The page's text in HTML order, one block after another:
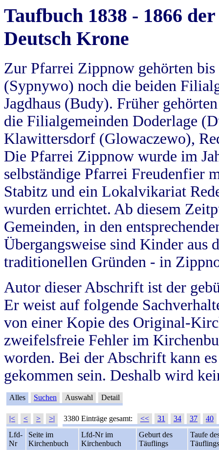
Taufbuch 1838 - 1866
Deutsch Krone
Zur Pfarrei Zippnow gehörten
(Sypnywo) noch die beiden
Jagdhaus (Budy). Früher
die Filialgemeinden Doderlage
Klawittersdorf (Glowaczewo),
Die Pfarrei Zippnow wurde im
selbständige Pfarrei Freudenfier
Stabitz und ein Lokalvikariat
wurden errichtet. Ab diesem
Gemeinden, in den
Übergangsweise sind Kinder aus
traditionellen Gründen - in
Autor dieser Abschrift ist der
Er weist auf folgende
von einer Kopie des Original-
zweifelsfreie Fehler im
worden. Bei der Abschrift kann
gekommen sein. Deshalb wird
Alles Suchen Auswahl Detail
|< < > >| 3380 Einträge gesamt: << 31 34 37
40
Lfd-
Nr
Seite im
Kirchenbuch
Lfd-Nr im
Kirchenbuch
Geburt des
Täuflings
Taufe
Täuflings